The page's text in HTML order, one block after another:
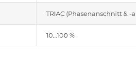
TRIAC (Phasenanschnitt & -
10…100 %